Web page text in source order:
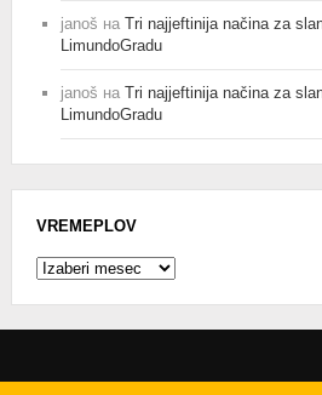
janoš на Tri najjeftinija načina za
LimundoGradu
janoš на Tri najjeftinija načina za
LimundoGradu
VREMEPLOV
Vremeplov